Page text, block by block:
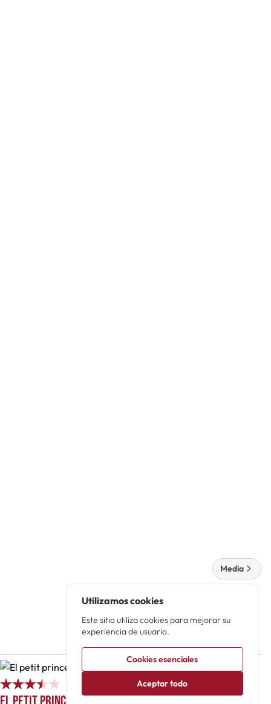
Media
Utilizamos cookies
Este sitio utiliza cookies para mejorar su
experiencia de usuario.
Cookies esenciales
Aceptar todo